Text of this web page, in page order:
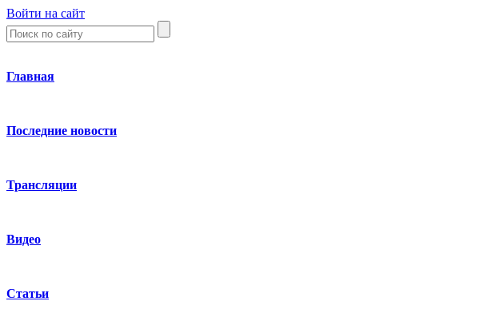
Войти на сайт
Главная
Последние новости
Трансляции
Видео
Статьи